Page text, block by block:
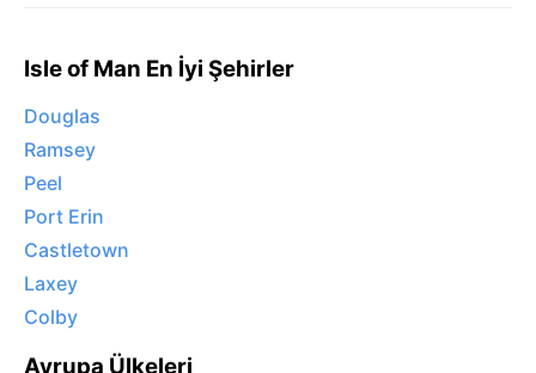
Isle of Man En İyi Şehirler
Douglas
Ramsey
Peel
Port Erin
Castletown
Laxey
Colby
Avrupa Ülkeleri